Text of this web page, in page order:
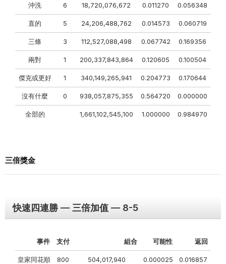
沖洗 6 18,720,076,672 0.011270 0.056348
直的 5 24,206,488,762 0.014573 0.060719
三條 3 112,527,088,498 0.067742 0.169356
兩對 1 200,337,843,864 0.120605 0.100504
傑克或更好 1 340,149,265,941 0.204773 0.170644
沒有什麼 0 938,057,875,355 0.564720 0.000000
全部的 1,661,102,545,100 1.000000 0.984970
三倍獎金
快速四連勝 — 三倍加值 — 8-5
事件 支付 組合 可能性 返回
皇家同花順 800 504,017,940 0.000025 0.016857